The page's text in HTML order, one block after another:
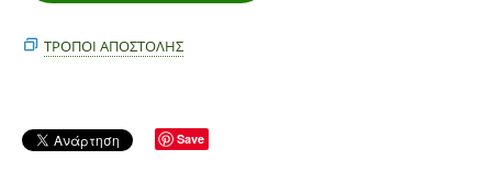
ΤΡΌΠΟΙ ΑΠΟΣΤΟΛΉΣ
Save